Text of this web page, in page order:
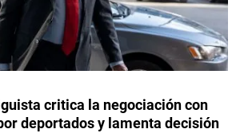
critica la negociación con
deportados y lamenta decisión